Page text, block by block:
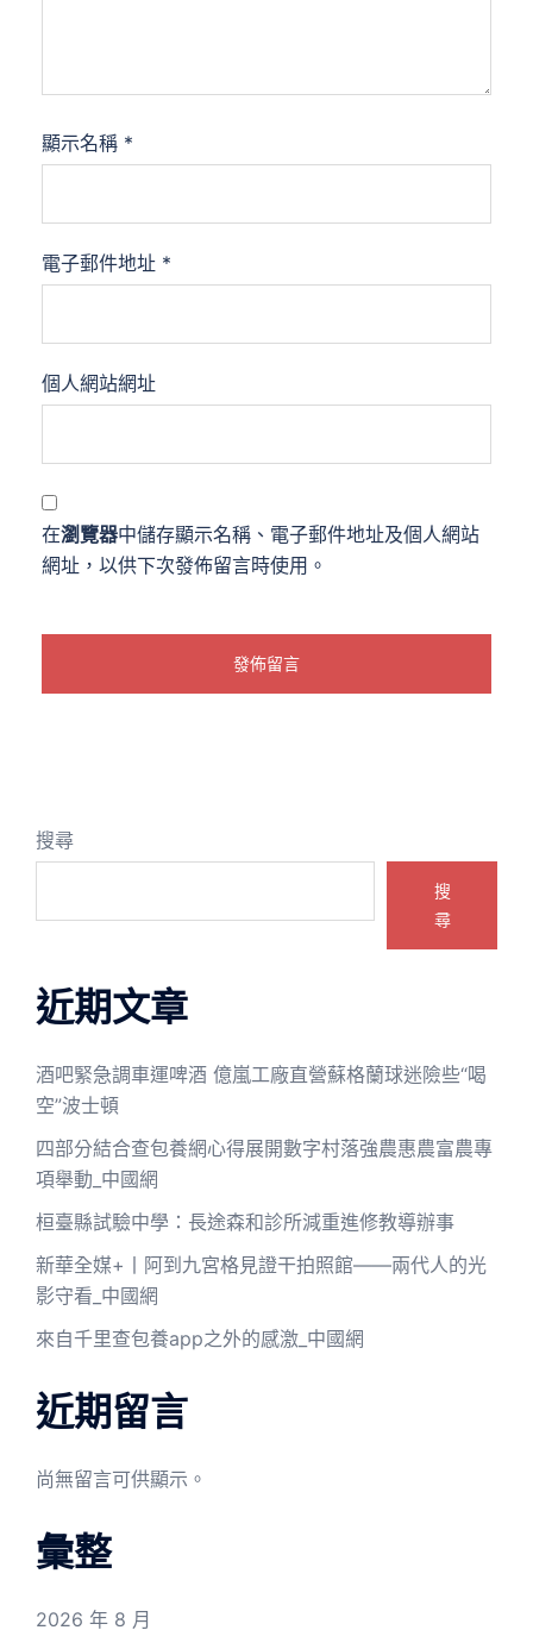
顯示名稱 *
電子郵件地址 *
個人網站網址
在瀏覽器中儲存顯示名稱、電子郵件地址及個人網站
網址，以供下次發佈留言時使用。
搜尋
搜
尋
近期文章
酒吧緊急調車運啤酒 億嵐工廠直營蘇格蘭球迷險些“喝
空”波士頓
四部分結合查包養網心得展開數字村落強農惠農富農專
項舉動_中國網
桓臺縣試驗中學：長途森和診所減重進修教導辦事
新華全媒+丨阿到九宮格見證干拍照館——兩代人的光
影守看_中國網
來自千里查包養app之外的感激_中國網
近期留言
尚無留言可供顯示。
彙整
2026 年 8 月